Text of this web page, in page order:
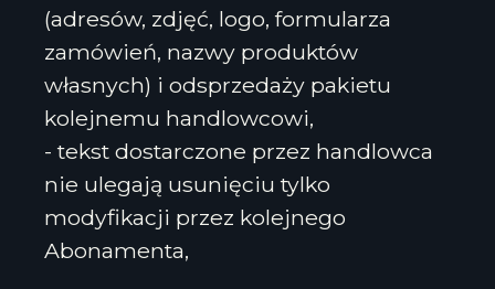
(adresów, zdjęć, logo, formularza
zamówień, nazwy produktów
własnych) i odsprzedaży pakietu
kolejnemu handlowcowi,
- tekst dostarczone przez handlowca
nie ulegają usunięciu tylko
modyfikacji przez kolejnego
Abonamenta,